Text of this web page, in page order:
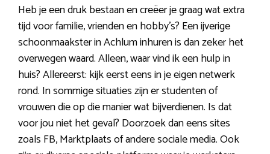
Heb je een druk bestaan en creëer je graag wat extra
tijd voor familie, vrienden en hobby’s? Een ijverige
schoonmaakster in Achlum inhuren is dan zeker het
overwegen waard. Alleen, waar vind ik een hulp in
huis? Allereerst: kijk eerst eens in je eigen netwerk
rond. In sommige situaties zijn er studenten of
vrouwen die op die manier wat bijverdienen. Is dat
voor jou niet het geval? Doorzoek dan eens sites
zoals FB, Marktplaats of andere sociale media. Ook